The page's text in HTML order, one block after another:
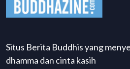
Situs Berita Buddhis yang
dhamma dan cinta kasih